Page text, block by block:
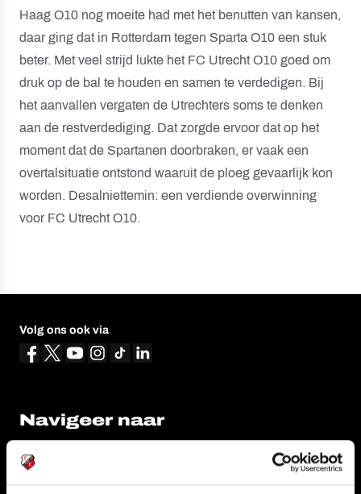
Haag O10 nog moeite had met het benutten van kansen,
daar ging dat in Rotterdam tegen Sparta O10 een stuk
beter. Met veel strijd lukte het FC Utrecht O10 goed om
druk op de bal te houden en samen te verdedigen. Bij
het aanvallen vergaten de Utrechters soms te denken
aan de restverdediging. Dat zorgde ervoor dat op het
moment dat de Spartanen doorbraken, er vaak een
overtalsituatie ontstond waaruit de ploeg gevaarlijk kon
worden. Desalniettemin: een verdiende overwinning
voor FC Utrecht O10.
Volg ons ook via
Navigeer naar
CLUB
TEAMS
KAARTVERKOOP